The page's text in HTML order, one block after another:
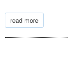
Das Allgemeine
die Apotheke
Mit ihrer idealen
read more